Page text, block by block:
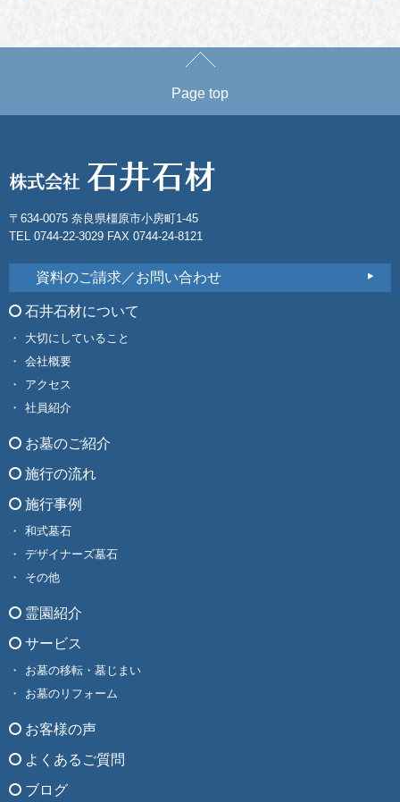
Page top
〒634-0075 奈良県橿原市小房町1-45
TEL 0744-22-3029 FAX 0744-24-8121
資料のご請求／お問い合わせ
石井石材について
大切にしていること
会社概要
アクセス
社員紹介
お墓のご紹介
施行の流れ
施行事例
和式墓石
デザイナーズ墓石
その他
霊園紹介
サービス
お墓の移転・墓じまい
お墓のリフォーム
お客様の声
よくあるご質問
ブログ